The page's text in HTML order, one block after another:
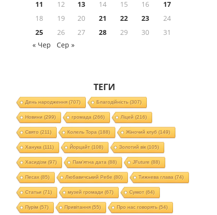
11
12 13 14 15 16
17
18
19 20 21 22 23
24
25
26 27 28 29 30
31
« Чер
Сер »
ТЕГИ
День народження(707) Благодійність (307)
Новини (299) громада (266) Ліцей (216)
Свято (211) Колель Тора (188) Жіночий клуб (149)
Ханука (111) Йорцайт (108) Золотий вік(105)
Хасидізм (97) Пам'ятна дата (88) JFuture (88)
Песах(85) Любавичський Ребе (80) Тижнева глава (74)
Статьи (71) музей громади (67) Суккот (64)
Пурім (57) Привітання(55) Про нас говорять (54)